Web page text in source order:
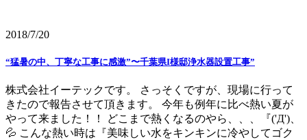
2018/7/20
“猛暑の中、丁寧な工事に感激”〜千葉県I様邸浄水器設置工事”
株式会社イーテックです。 さっそくですが、現場に行って
きたので報告させて頂きます。 今年も例年に比べ熱い夏が
やって来ました！！ どこまで熱くなるのやら、、、『('Д')、
💦 こんな熱い時は『美味しい水をキンキンに冷やしてゴク